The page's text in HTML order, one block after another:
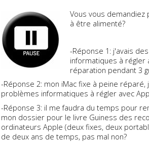
Vous vous
à être alimenté?
-Réponse 1: j'avais
informatiques à régler
réparation pendant 3
-Réponse 2: mon iMac fixe à peine réparé,
problèmes informatiques à régler avec
-Réponse 3: il me faudra du temps pour
mon dossier pour le livre Guiness des
ordinateurs Apple (deux fixes, deux
de deux ans de temps, pas mal non?